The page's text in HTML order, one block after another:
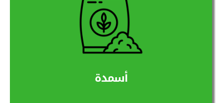
أسمدة
يوجد لدينا أسمدة من أفضل الشركات العالمية
لتحسين بنية التربة وزيادة قدرتها على الإحتفاظ
بالمياه